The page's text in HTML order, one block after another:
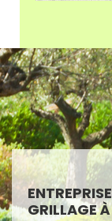
GRILLAGE